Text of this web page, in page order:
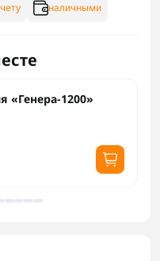
наличными
«Генера-1200»